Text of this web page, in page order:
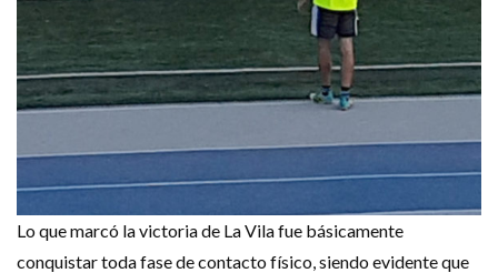
Lo que marcó la victoria de La Vila fue básicamente
conquistar toda fase de contacto físico, siendo evidente que